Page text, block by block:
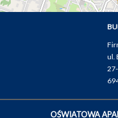
ul.
OŚWIATOWA